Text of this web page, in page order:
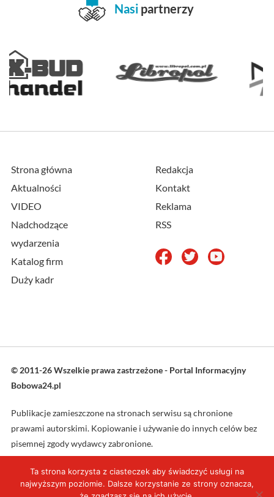
Nasi partnerzy
Strona główna
Aktualności
VIDEO
Nadchodzące
wydarzenia
Katalog firm
Duży kadr
Redakcja
Kontakt
Reklama
RSS
© 2011-26 Wszelkie prawa zastrzeżone - Portal Informacyjny
Bobowa24.pl
Publikacje zamieszczone na stronach serwisu są chronione
prawami autorskimi. Kopiowanie i używanie do innych celów bez
pisemnej zgody wydawcy zabronione.
Projekt oraz wykonanie: L4web.pl
Ta strona korzysta z ciasteczek aby świadczyć usługi na
najwyższym poziomie. Dalsze korzystanie ze strony oznacza,